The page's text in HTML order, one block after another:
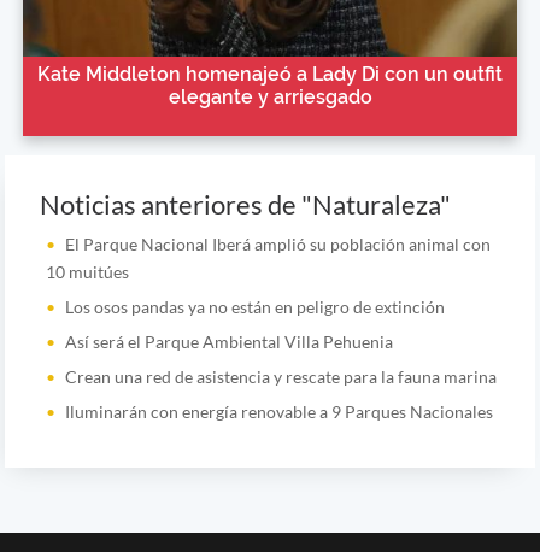
Kate Middleton homenajeó a Lady Di con un outfit
elegante y arriesgado
Noticias anteriores de "Naturaleza"
El Parque Nacional Iberá amplió su población animal con
10 muitúes
Los osos pandas ya no están en peligro de extinción
Así será el Parque Ambiental Villa Pehuenia
Crean una red de asistencia y rescate para la fauna marina
Iluminarán con energía renovable a 9 Parques Nacionales